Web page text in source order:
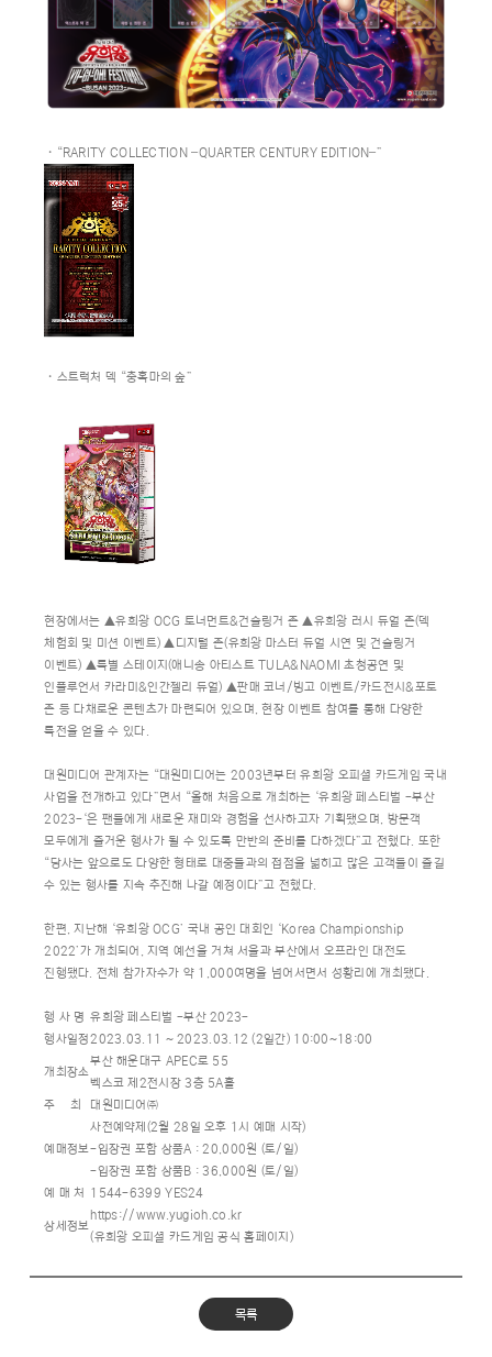
・“RARITY COLLECTION –QUARTER CENTURY EDITION–”
・스트럭처 덱 “충혹마의 숲”
현장에서는 ▲유희왕 OCG 토너먼트&건슬링거 존 ▲유희왕 러시 듀얼 존(덱
체험회 및 미션 이벤트) ▲디지털 존(유희왕 마스터 듀얼 시연 및 건슬링거
이벤트) ▲특별 스테이지(애니송 아티스트 TULA&NAOMI 초청공연 및
인플루언서 카라미&인간젤리 듀얼) ▲판매 코너/빙고 이벤트/카드전시&포토
존 등 다채로운 콘텐츠가 마련되어 있으며, 현장 이벤트 참여를 통해 다양한
특전을 얻을 수 있다.
대원미디어 관계자는 “대원미디어는 2003년부터 유희왕 오피셜 카드게임 국내
사업을 전개하고 있다”면서 “올해 처음으로 개최하는 ‘유희왕 페스티벌 -부산
2023-‘은 팬들에게 새로운 재미와 경험을 선사하고자 기획됐으며, 방문객
모두에게 즐거운 행사가 될 수 있도록 만반의 준비를 다하겠다”고 전했다. 또한
“당사는 앞으로도 다양한 형태로 대중들과의 접점을 넓히고 많은 고객들이 즐길
수 있는 행사를 지속 추진해 나갈 예정이다”고 전했다.
한편, 지난해 ‘유희왕 OCG’ 국내 공인 대회인 ‘Korea Championship
2022’가 개최되어, 지역 예선을 거쳐 서울과 부산에서 오프라인 대전도
진행됐다. 전체 참가자수가 약 1,000여명을 넘어서면서 성황리에 개최됐다.
행 사 명 유희왕 페스티벌 -부산 2023-
행사일정2023.03.11 ~ 2023.03.12 (2일간) 10:00~18:00
개최장소
부산 해운대구 APEC로 55
벡스코 제2전시장 3층 5A홀
주 최
대원미디어㈜
예매정보
사전예약제(2월 28일 오후 1시 예매 시작)
-입장권 포함 상품A : 20,000원 (토/일)
-입장권 포함 상품B : 36,000원 (토/일)
예 매 처
1544-6399 YES24
상세정보
https://www.yugioh.co.kr
(유희왕 오피셜 카드게임 공식 홈페이지)
목록